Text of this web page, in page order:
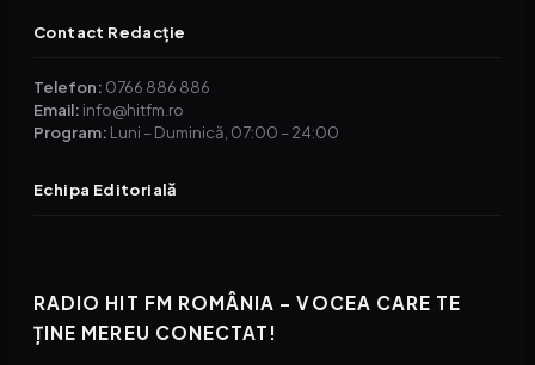
Contact Redacție
Telefon: 0766 886 886
Email: info@hitfm.ro
Program: Luni – Duminică, 07:00 – 24:00
Echipa Editorială
RADIO HIT FM ROMÂNIA – VOCEA CARE TE
ȚINE MEREU CONECTAT!